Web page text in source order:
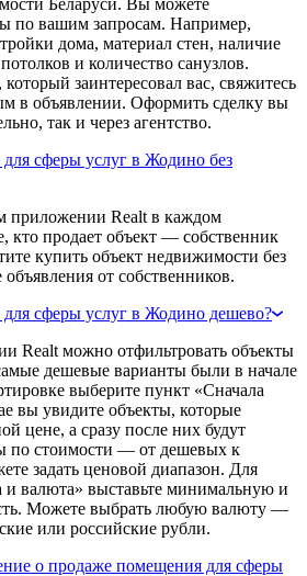
по вашим запросам. Например,
дома, материал стен, наличие
и количество санузлов.
заинтересовал вас, свяжитесь
в объявлении. Оформить сделку вы
так и через агентство.
сферы услуг в Жодино без
приложении Realt в каждом
кто продает объект — собственник
купить объект недвижимости без
от собственников.
сферы услуг в Жодино дешево?
Realt можно отфильтровать объекты
дешевые варианты были в начале
выберите пункт «Сначала
вы увидите объекты, которые
цене, а сразу после них будут
по стоимости — от дешевых к
задать ценовой диапазон. Для
и валюта» выставьте минимальную и
Можете выбрать любую валюту —
или российские рубли.
о продаже помещения для сферы